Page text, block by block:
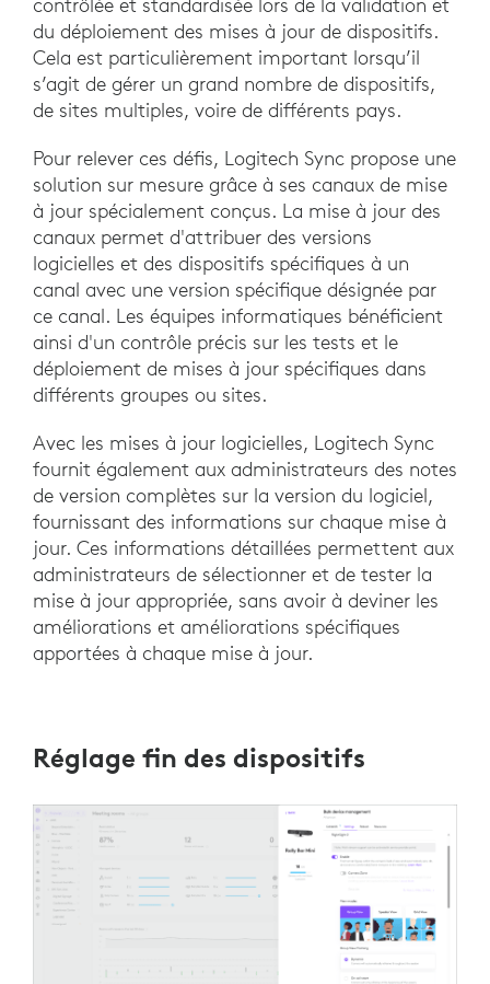
du déploiement des mises à jour de dispositifs.
Cela est particulièrement important lorsqu’il
s’agit de gérer un grand nombre de dispositifs,
de sites multiples, voire de différents pays.
Pour relever ces défis, Logitech Sync propose une
solution sur mesure grâce à ses canaux de mise
à jour spécialement conçus. La mise à jour des
canaux permet d'attribuer des versions
logicielles et des dispositifs spécifiques à un
canal avec une version spécifique désignée par
ce canal. Les équipes informatiques bénéficient
ainsi d'un contrôle précis sur les tests et le
déploiement de mises à jour spécifiques dans
différents groupes ou sites.
Avec les mises à jour logicielles, Logitech Sync
fournit également aux administrateurs des notes
de version complètes sur la version du logiciel,
fournissant des informations sur chaque mise à
jour. Ces informations détaillées permettent aux
administrateurs de sélectionner et de tester la
mise à jour appropriée, sans avoir à deviner les
améliorations et améliorations spécifiques
apportées à chaque mise à jour.
Réglage fin des dispositifs